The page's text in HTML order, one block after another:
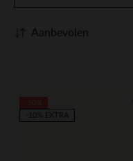
Aanbevolen
-10% EXTRA